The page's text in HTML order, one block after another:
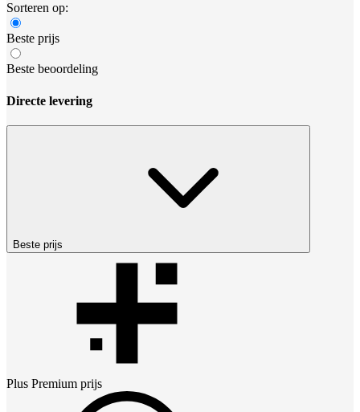
Sorteren op:
Beste prijs
Beste beoordeling
Directe levering
Beste prijs
Plus Premium prijs